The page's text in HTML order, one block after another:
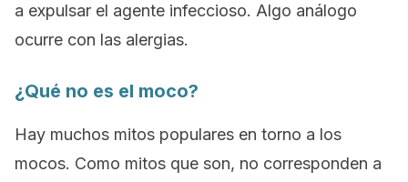
a expulsar el agente infeccioso. Algo análogo
ocurre con las alergias.
¿Qué no es el moco?
Hay muchos mitos populares en torno a los
mocos. Como mitos que son, no corresponden a